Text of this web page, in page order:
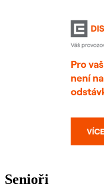
Senioři